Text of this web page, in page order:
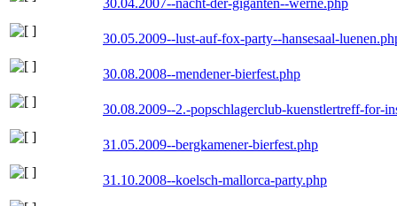
30.05.2009--lust-auf-fox-party--hansesaal-
30.08.2008--mendener-bierfest.php
30.08.2009--2.-popschlagerclub-kuenstlertreff-for-
31.05.2009--bergkamener-bierfest.php
31.10.2008--koelsch-mallorca-party.php